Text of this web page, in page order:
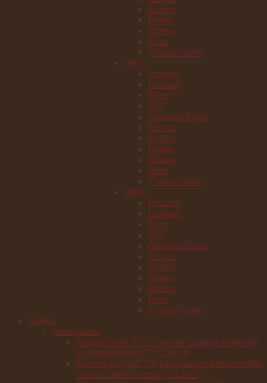
Květen
Duben
Březen
Únor
Vánoce/Leden
2007
Prosinec
Listopad
Říjen
Září
Červenec/Srpen
Červen
Květen
Duben
Březen
Únor
Vánoce/Leden
2006
Prosinec
Listopad
Říjen
Září
Červenec/Srpen
Červen
Květen
Duben
Březen
Únor
Vánoce/Leden
Galerie
Videogalerie
Reportáž OIK TV z otevření skautské klubovny
ve Verměřovicích (7.12.2024)
Koncert k výročí 150 let od založení chrámového
sboru v Dolní Čermné (2.9.2023)